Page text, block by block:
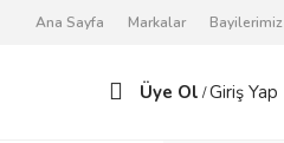
Ana Sayfa Markalar Bayilerimiz
Üye Ol /Giriş Yap